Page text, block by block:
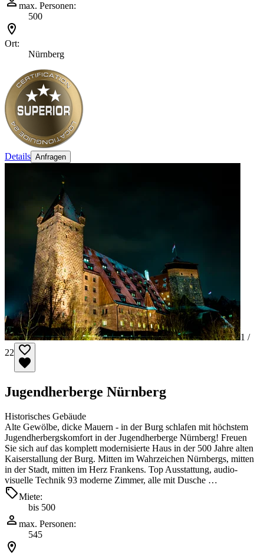
max. Personen:
500
Ort:
Nürnberg
Details Anfragen
1 /
22
Jugendherberge Nürnberg
Historisches Gebäude
Alte Gewölbe, dicke Mauern - in der Burg schlafen mit höchstem
Jugendherbergskomfort in der Jugendherberge Nürnberg! Freuen
Sie sich auf das komplett modernisierte Haus in der 500 Jahre alten
Kaiserstallung der Burg. Mitten im Wahrzeichen Nürnbergs, mitten
in der Stadt, mitten im Herz Frankens. Top Ausstattung, audio-
visuelle Technik 93 moderne Zimmer, alle mit Dusche …
Miete:
bis 500
max. Personen:
545